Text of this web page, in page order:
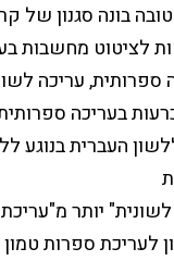
בונה סגנון של
לציטוט מחשבות
ספרותית, עריכה
בעריכה
העברית בנוגע
יותר
לעריכת ספרות טמון